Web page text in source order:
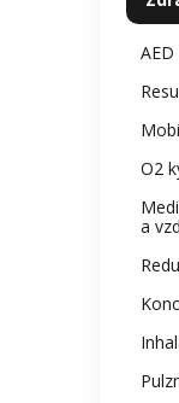
O2
a